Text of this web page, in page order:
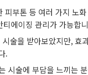
피부톤 등 여러 가지 노
에이징 관리가 가능합
술을 받아보았지만, 효
.
시술에 부담을 느끼는